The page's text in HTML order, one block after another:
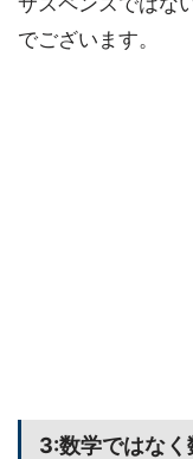
でございます。
3:数学ではな